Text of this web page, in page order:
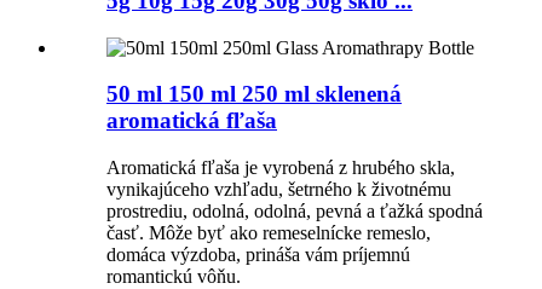
50 ml 150 ml 250 ml sklenená
aromatická fľaša
Aromatická fľaša je vyrobená z hrubého skla,
vynikajúceho vzhľadu, šetrného k životnému
prostrediu, odolná, odolná, pevná a ťažká spodná
časť. Môže byť ako remeselnícke remeslo,
domáca výzdoba, prináša vám príjemnú
romantickú vôňu.